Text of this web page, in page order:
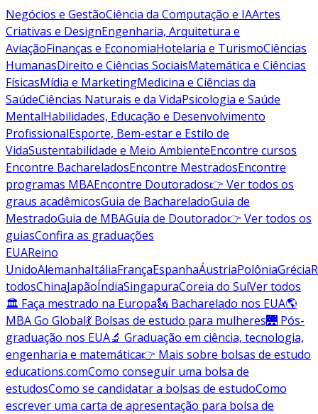
Negócios e GestãoCiência da Computação e IAArtes
Criativas e DesignEngenharia, Arquitetura e
AviaçãoFinanças e EconomiaHotelaria e TurismoCiências
HumanasDireito e Ciências SociaisMatemática e Ciências
FísicasMídia e MarketingMedicina e Ciências da
SaúdeCiências Naturais e da VidaPsicologia e Saúde
MentalHabilidades, Educação e Desenvolvimento
ProfissionalEsporte, Bem-estar e Estilo de
VidaSustentabilidade e Meio AmbienteEncontre cursos
Encontre BachareladosEncontre MestradosEncontre
programas MBAEncontre Doutorados👉 Ver todos os
graus acadêmicosGuia de BachareladoGuia de
MestradoGuia de MBAGuia de Doutorado👉 Ver todos os
guiasConfira as graduações
EUAReino
UnidoAlemanhaItáliaFrançaEspanhaÁustriaPolôniaGrécia
todosChinaJapãoÍndiaSingapuraCoreia do SulVer todos
🏛 Faça mestrado na Europa🗽 Bacharelado nos EUA🌎
MBA Go Global💃 Bolsas de estudo para mulheres🌉 Pós-
graduação nos EUA🔬 Graduação em ciência, tecnologia,
engenharia e matemática👉 Mais sobre bolsas de estudo
educations.comComo conseguir uma bolsa de
estudosComo se candidatar a bolsas de estudoComo
escrever uma carta de apresentação para bolsa de